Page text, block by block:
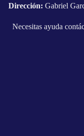
Dirección: Gabriel
Necesitas ayuda